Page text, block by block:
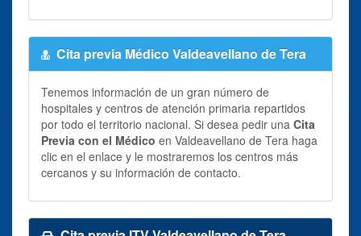
Cita previa Médico Valdeavellano de Tera
Tenemos información de un gran número de
hospitales y centros de atención primaria repartidos
por todo el territorio nacional. Si desea pedir una Cita
Previa con el Médico en Valdeavellano de Tera haga
clic en el enlace y le mostraremos los centros más
cercanos y su información de contacto.